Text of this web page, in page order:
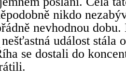
nikdo
nevhodnou
událost stála
se dostali do